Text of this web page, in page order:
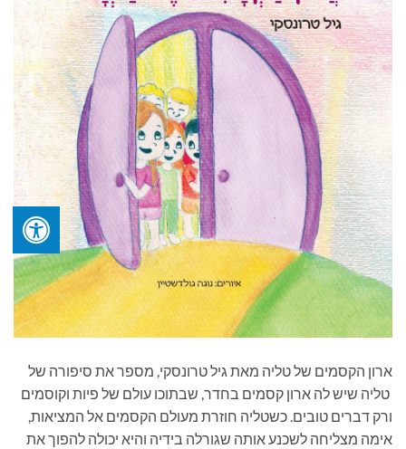
ארון הקסמים של טליה מאת גיל טרונסקי, מספר את סיפורה של
טליה שיש לה ארון קסמים בחדר, שבתוכו עולם של פיות וקוסמים
ורק דברים טובים. כשטליה חוזרת מעולם הקסמים אל המציאות,
אימה מצליחה לשכנע אותה שגורלה בידיה והיא יכולה להפוך את